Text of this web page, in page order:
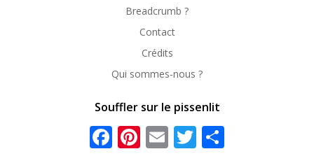
Breadcrumb ?
Contact
Crédits
Qui sommes-nous ?
Souffler sur le pissenlit
Facebook
Pinterest
EmailTwitter